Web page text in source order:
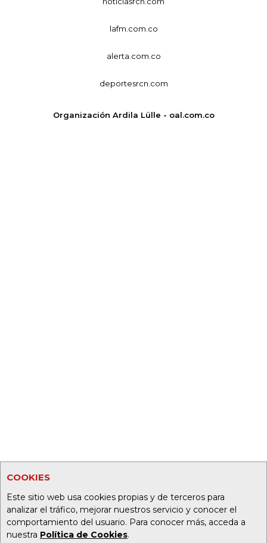
COOKIES
Este sitio web usa cookies propias y de terceros para
analizar el tráfico, mejorar nuestros servicio y conocer el
comportamiento del usuario. Para conocer más, acceda a
nuestra Política de Cookies.
lafm.com.co
alerta.com.co
deportesrcn.com
Organización Ardila Lülle - oal.com.co